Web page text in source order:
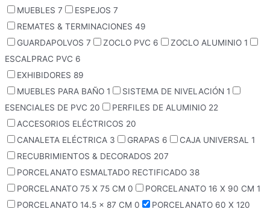
MUEBLES 7 ESPEJOS 7
REMATES & TERMINACIONES 49
GUARDAPOLVOS 7 ZOCLO PVC 6 ZOCLO ALUMINIO 1
ESCALPRAC PVC 6
EXHIBIDORES 89
MUEBLES PARA BAÑO 1 SISTEMA DE NIVELACIÓN 1
ESENCIALES DE PVC 20 PERFILES DE ALUMINIO 22
ACCESORIOS ELÉCTRICOS 20
CANALETA ELÉCTRICA 3 GRAPAS 6 CAJA UNIVERSAL 1
RECUBRIMIENTOS & DECORADOS 207
PORCELANATO ESMALTADO RECTIFICADO 38
PORCELANATO 75 X 75 CM 0 PORCELANATO 16 X 90 CM 1
PORCELANATO 14.5 x 87 CM 0
PORCELANATO 60 X 120